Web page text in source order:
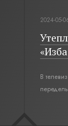
2024-05-
В